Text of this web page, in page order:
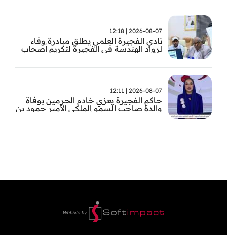
2026-08-07 | 12:18
نادي الفجيرة العلمي يطلق مبادرة وفاء
لرواد الهندسة في الفجيرة لتكريم أصحاب
2026-08-07 | 12:11
حاكم الفجيرة يعزي خادم الحرمين بوفاة
والدة صاحب السمو الملكي الأمير حمود بن